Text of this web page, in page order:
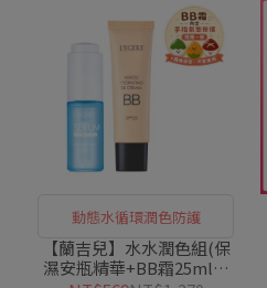
動態水循環潤色防護
【蘭吉兒】水水潤色組(保
濕安瓶精華+BB霜25ml粉